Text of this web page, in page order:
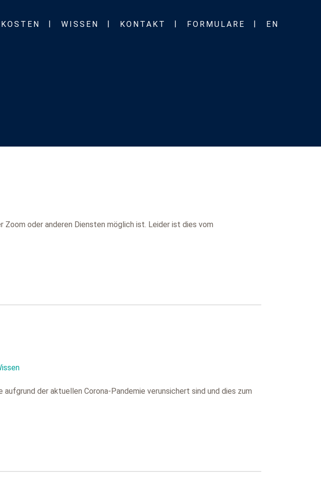
KOSTEN WISSEN KONTAKT FORMULARE EN
Zoom oder anderen Diensten möglich ist. Leider ist dies vom
der aktuellen Corona-Pandemie verunsichert sind und dies zum